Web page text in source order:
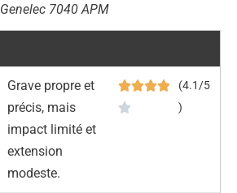
Genelec 7040 APM
Grave propre et
précis, mais
impact limité et
extension
modeste.
(4.1/5
)